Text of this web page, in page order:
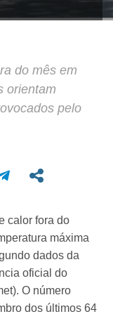
do mês em
orientam
pelo
calor fora do
máxima
dados da
oficial do
O número
dos últimos 64